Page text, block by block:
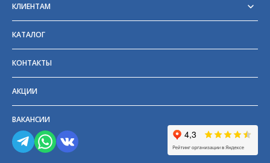
Отзывы
Блог
Партнёры и поставщики
КЛИЕНТАМ
Возврат
Частые вопросы
Прайс-лист
КАТАЛОГ
КОНТАКТЫ
АКЦИИ
ВАКАНСИИ